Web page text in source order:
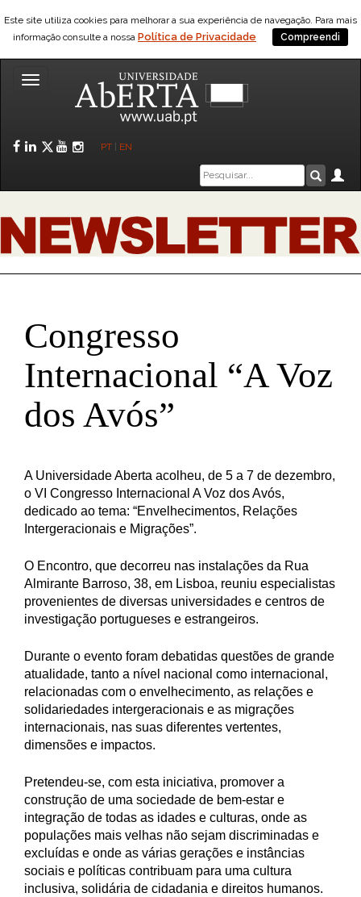
Este site utiliza cookies para melhorar a sua experiência de navegação. Para mais
informação consulte a nossa Política de Privacidade Compreendi
Toggle
Facebook
LinkedIn
Twitter
YouTube
Instagram
PT EN
Caixa
de
Congresso
Internacional “A Voz
dos Avós”
A Universidade Aberta acolheu, de 5 a 7 de dezembro,
o VI Congresso Internacional A Voz dos Avós,
dedicado ao tema: “Envelhecimentos, Relações
Intergeracionais e Migrações”.
O Encontro, que decorreu nas instalações da Rua
Almirante Barroso, 38, em Lisboa, reuniu especialistas
provenientes de diversas universidades e centros de
investigação portugueses e estrangeiros.
Durante o evento foram debatidas questões de grande
atualidade, tanto a nível nacional como internacional,
relacionadas com o envelhecimento, as relações e
solidariedades intergeracionais e as migrações
internacionais, nas suas diferentes vertentes,
dimensões e impactos.
Pretendeu-se, com esta iniciativa, promover a
construção de uma sociedade de bem-estar e
integração de todas as idades e culturas, onde as
populações mais velhas não sejam discriminadas e
excluídas e onde as várias gerações e instâncias
sociais e políticas contribuam para uma cultura
inclusiva, solidária de cidadania e direitos humanos.